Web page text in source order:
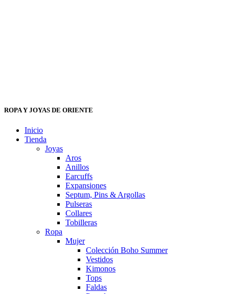
ROPA Y JOYAS DE ORIENTE
Inicio
Tienda
Joyas
Aros
Anillos
Earcuffs
Expansiones
Septum, Pins & Argollas
Pulseras
Collares
Tobilleras
Ropa
Mujer
Colección Boho Summer
Vestidos
Kimonos
Tops
Faldas